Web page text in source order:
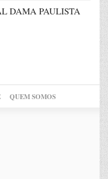
DAMA PAULISTA
QUEM SOMOS